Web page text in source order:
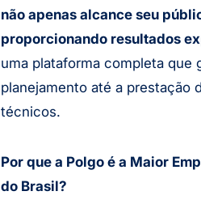
não apenas alcance seu
proporcionando resultados
uma plataforma completa que
planejamento até a prestação
técnicos.
Por que a Polgo é a Maior
do Brasil?